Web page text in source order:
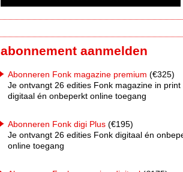
abonnement aanmelden
Abonneren Fonk magazine premium (€325)
Je ontvangt 26 edities Fonk magazine in print
digitaal én onbeperkt online toegang
Abonneren Fonk digi Plus (€195)
Je ontvangt 26 edities Fonk digitaal én
online toegang